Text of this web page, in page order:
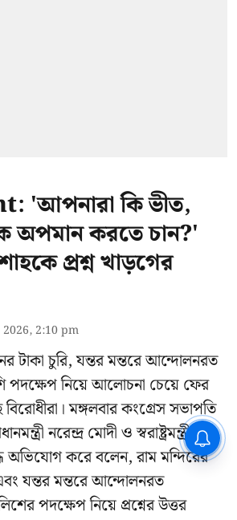
'আপনারা কি ভীত,
অপমান করতে চান?'
শাহকে প্রশ্ন খাড়গের
2:10 pm
টাকা চুরি, যন্তর মন্তরে আন্দোলনরত
পদক্ষেপ নিয়ে আলোচনা চেয়ে ফের
মঙ্গলবার কংগ্রেস সভাপতি
নরেন্দ্র মোদী ও স্বরাষ্ট্রমন্ত্রী
অভিযোগ করে বলেন, রাম মন্দিরের
যন্তর মন্তরে আন্দোলনরত
পদক্ষেপ নিয়ে প্রশ্নের উত্তর
CPIM: ৬০ লক্ষ নাম বিবেচনাধীন রেখে
ভোট ঘোষণার প্রতিবাদ - আদালতের
দ্বারস্থ হবে সিপিআইএম